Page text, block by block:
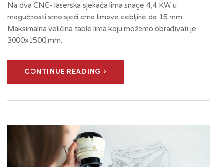
Na dva CNC- laserska sjekača lima snage 4,4 KW u
mogućnosti smo sjeći crne limove debljine do 15 mm.
Maksimalna veličina table lima koju možemo obrađivati je
3000x1500 mm.
CONTINUE READING